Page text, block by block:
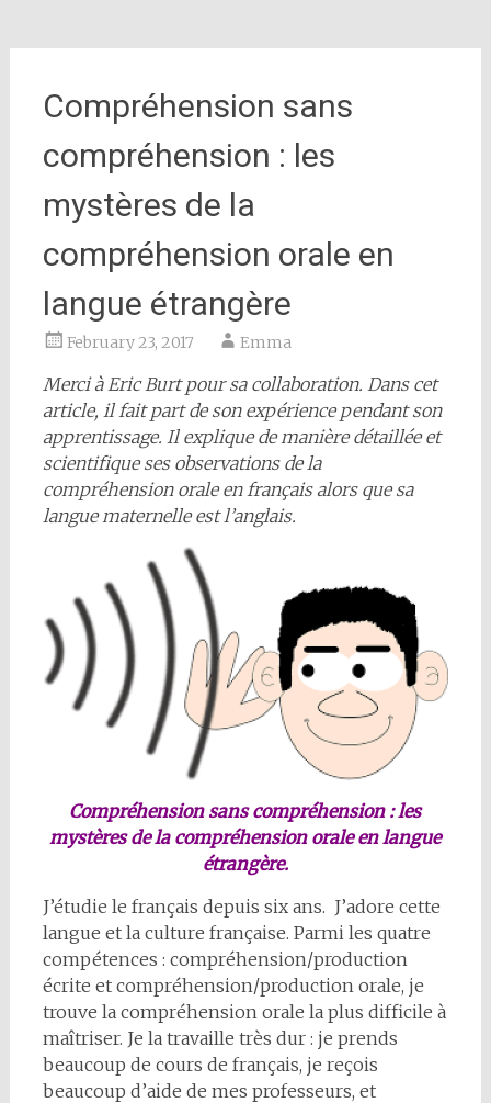
Compréhension sans
compréhension : les
mystères de la
compréhension orale en
langue étrangère
February 23, 2017 Emma
Merci à Eric Burt pour sa collaboration. Dans cet
article, il fait part de son expérience pendant son
apprentissage. Il explique de manière détaillée et
scientifique ses observations de la
compréhension orale en français alors que sa
langue maternelle est l’anglais.
Compréhension sans compréhension : les
mystères de la compréhension orale en langue
étrangère.
J’étudie le français depuis six ans. J’adore cette
langue et la culture française. Parmi les quatre
compétences : compréhension/production
écrite et compréhension/production orale, je
trouve la compréhension orale la plus difficile à
maîtriser. Je la travaille très dur : je prends
beaucoup de cours de français, je reçois
beaucoup d’aide de mes professeurs, et